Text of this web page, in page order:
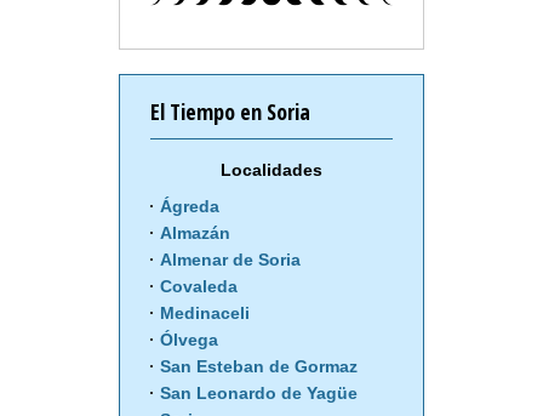
El Tiempo en Soria
Localidades
Ágreda
Almazán
Almenar de Soria
Covaleda
Medinaceli
Ólvega
San Esteban de Gormaz
San Leonardo de Yagüe